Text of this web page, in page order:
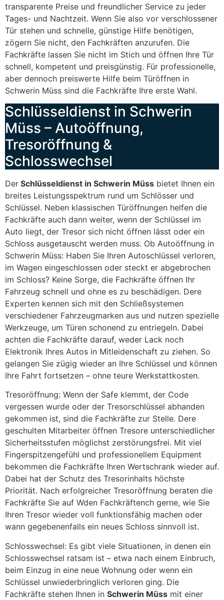
transparente Preise und freundlicher Service zu jeder
Tages- und Nachtzeit. Wenn Sie also vor verschlossener
Tür stehen und schnelle, günstige Hilfe benötigen,
zögern Sie nicht, den Fachkräften anzurufen. Die
Fachkräfte lassen Sie nicht im Stich und öffnen Ihre Tür
schnell, kompetent und preisgünstig. Für professionelle,
aber dennoch preiswerte Hilfe beim Türöffnen in
Schwerin Müss sind die Fachkräfte Ihre erste Wahl.
Schlüsseldienst in Schwerin
Müss – Autoöffnung,
Tresoröffnung &
Schlosswechsel
Der Schlüsseldienst in Schwerin Müss bietet Ihnen ein
breites Leistungsspektrum rund um Schlösser und
Schlüssel. Neben klassischen Türöffnungen helfen die
Fachkräfte auch dann weiter, wenn der Schlüssel im
Auto liegt, der Tresor sich nicht öffnen lässt oder ein
Schloss ausgetauscht werden muss. Ob Autoöffnung in
Schwerin Müss: Haben Sie Ihren Autoschlüssel verloren,
im Wagen eingeschlossen oder steckt er abgebrochen
im Schloss? Keine Sorge, die Fachkräfte öffnen Ihr
Fahrzeug schnell und ohne es zu beschädigen. Dere
Experten kennen sich mit den Schließsystemen
verschiedener Fahrzeugmarken aus und nutzen spezielle
Werkzeuge, um Türen schonend zu entriegeln. Dabei
achten die Fachkräfte darauf, weder Lack noch
Elektronik Ihres Autos in Mitleidenschaft zu ziehen. So
gelangen Sie zügig wieder an Ihre Schlüssel und können
Ihre Fahrt fortsetzen – ohne teure Werkstattkosten.
Tresoröffnung: Wenn der Safe klemmt, der Code
vergessen wurde oder der Tresorschlüssel abhanden
gekommen ist, sind die Fachkräfte zur Stelle. Dere
geschulten Mitarbeiter öffnen Tresore unterschiedlicher
Sicherheitsstufen möglichst zerstörungsfrei. Mit viel
Fingerspitzengefühl und professionellem Equipment
bekommen die Fachkräfte Ihren Wertschrank wieder auf.
Dabei hat der Schutz des Tresorinhalts höchste
Priorität. Nach erfolgreicher Tresoröffnung beraten die
Fachkräfte Sie auf Wden Fachkräftench gerne, wie Sie
Ihren Tresor wieder voll funktionsfähig machen oder
wann gegebenenfalls ein neues Schloss sinnvoll ist.
Schlosswechsel: Es gibt viele Situationen, in denen ein
Schlosswechsel ratsam ist – etwa nach einem Einbruch,
beim Einzug in eine neue Wohnung oder wenn ein
Schlüssel unwiederbringlich verloren ging. Die
Fachkräfte stehen Ihnen in Schwerin Müss mit einer